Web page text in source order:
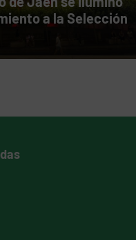
a la Selección